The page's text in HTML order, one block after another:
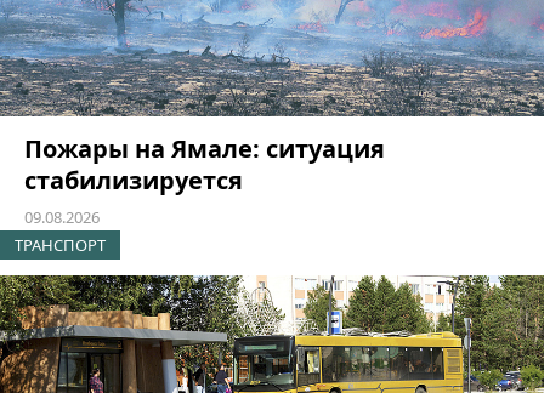
Пожары на Ямале: ситуация
стабилизируется
09.08.2026
ТРАНСПОРТ